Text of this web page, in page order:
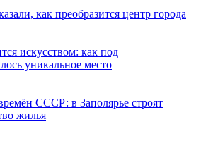
как преобразится центр города
искусством: как под
уникальное место
СССР: в Заполярье строят
жилья